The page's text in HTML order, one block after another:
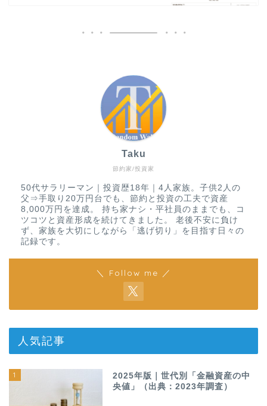
節約家/投資家
Taku
50代サラリーマン｜投資歴18年｜4人家族。子供2人の
父⇒手取り20万円台でも、節約と投資の工夫で資産
8,000万円を達成。 持ち家ナシ・平社員のままでも、コ
ツコツと資産形成を続けてきました。 老後不安に負け
ず、家族を大切にしながら「逃げ切り」を目指す日々の
記録です。
＼ Follow me ／
人気記事
1
2025年版｜世代別「金融資産の中
央値」（出典：2023年調査）